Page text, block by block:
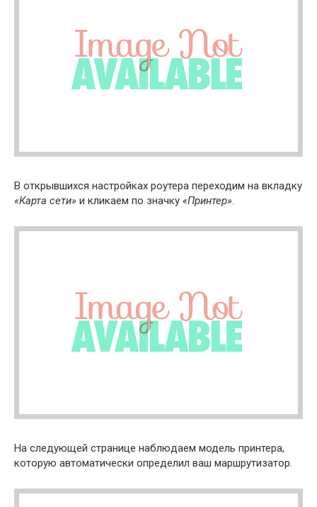
В открывшихся настройках роутера переходим на вкладку
«Карта сети» и кликаем по значку «Принтер».
На следующей странице наблюдаем модель принтера,
которую автоматически определил ваш маршрутизатор.